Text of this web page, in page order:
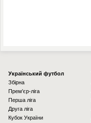
Українcький футбол
Збірна
Прем'єр-ліга
Перша ліга
Друга ліга
Кубок України